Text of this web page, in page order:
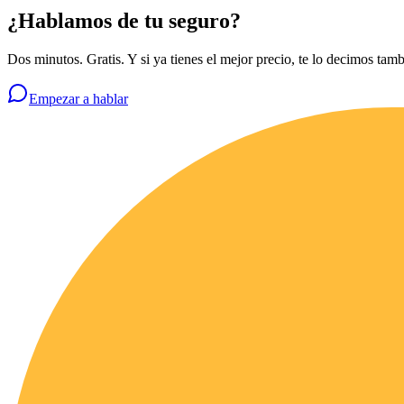
¿Hablamos de tu seguro?
Dos minutos. Gratis. Y si ya tienes el mejor precio, te lo decimos
Empezar a hablar